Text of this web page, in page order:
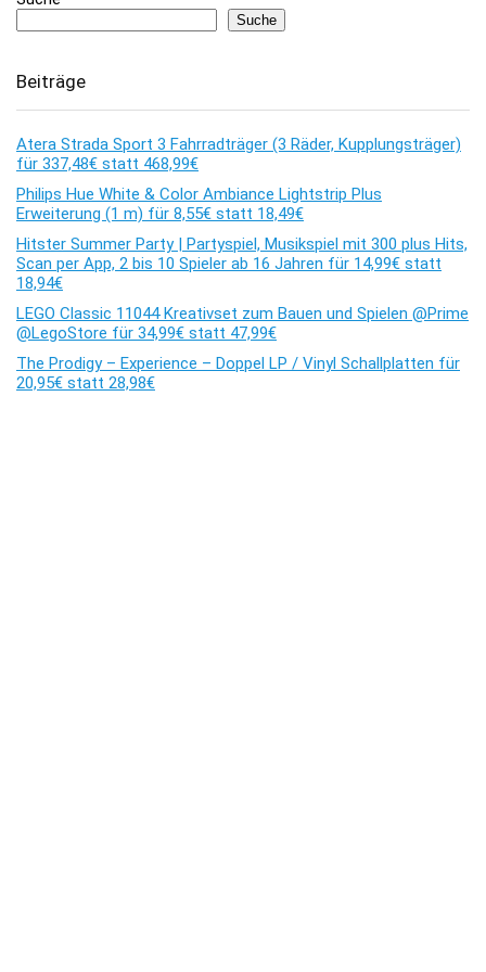
Suche
Beiträge
Atera Strada Sport 3 Fahrradträger (3 Räder, Kupplungsträger)
für 337,48€ statt 468,99€
Philips Hue White & Color Ambiance Lightstrip Plus
Erweiterung (1 m) für 8,55€ statt 18,49€
Hitster Summer Party | Partyspiel, Musikspiel mit 300 plus Hits,
Scan per App, 2 bis 10 Spieler ab 16 Jahren für 14,99€ statt
18,94€
LEGO Classic 11044 Kreativset zum Bauen und Spielen @Prime
@LegoStore für 34,99€ statt 47,99€
The Prodigy – Experience – Doppel LP / Vinyl Schallplatten für
20,95€ statt 28,98€